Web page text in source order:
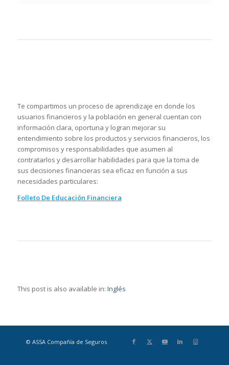
Te compartimos un proceso de aprendizaje en donde los
usuarios financieros y la población en general cuentan con
información clara, oportuna y logran mejorar su
entendimiento sobre los productos y servicios financieros, los
compromisos y responsabilidades que asumen al
contratarlos y desarrollar habilidades para que la toma de
sus decisiones financieras sea eficaz en función a sus
necesidades particulares:
Folleto De Educación Financiera
This post is also available in: Inglés
© ASSA Compañía de Seguros